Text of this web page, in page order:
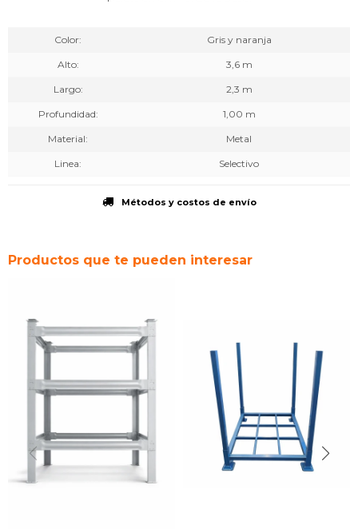
Color Gris y naranja
Alto 3,6 m
Largo 2,3 m
Profundidad 1,00 m
Material Metal
Linea Selectivo
Métodos y costos de envío
Productos que te pueden interesar